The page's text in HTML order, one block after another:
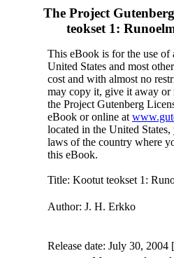
The Project
teokset 1:
This eBook is for the use of
United States and most
cost and with almost no
may copy it, give it away or
the Project Gutenberg
eBook or online at
located in the United
laws of the country where
this eBook.
Title: Kootut teokset 1:
Author: J. H. Erkko
Release date: July 30, 2004